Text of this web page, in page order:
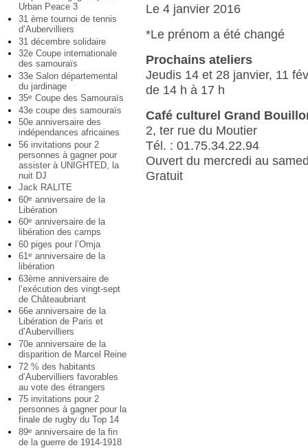
Urban Peace 3
31 ème tournoi de tennis
d’Aubervilliers
31 décembre solidaire
32e Coupe internationale
des samouraïs
33e Salon départemental
du jardinage
35e Coupe des Samouraïs
43e coupe des samouraïs
50e anniversaire des
indépendances africaines
56 invitations pour 2
personnes à gagner pour
assister à UNIGHTED, la
nuit DJ
Jack RALITE
60e anniversaire de la
Libération
60e anniversaire de la
libération des camps
60 piges pour l’Omja
61e anniversaire de la
libération
63ème anniversaire de
l’exécution des vingt-sept
de Châteaubriant
66e anniversaire de la
Libération de Paris et
d’Aubervilliers
70e anniversaire de la
disparition de Marcel Reine
72 % des habitants
d’Aubervilliers favorables
au vote des étrangers
75 invitations pour 2
personnes à gagner pour la
finale de rugby du Top 14
89e anniversaire de la fin
de la guerre de 1914-1918
Le 4 janvier 2016
*Le prénom a été changé
Prochains ateliers
Jeudis 14 et 28 janvier, 11
de 14 h à 17 h
Café culturel Grand
2, ter rue du Moutier
Tél. : 01.75.34.22.94
Ouvert du mercredi au
Gratuit